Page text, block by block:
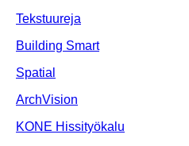
Tekstuureja
Building Smart
Spatial
ArchVision
KONE Hissityökalu